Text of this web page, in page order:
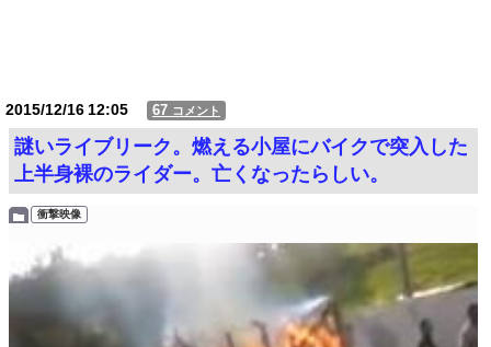
2015/12/1612:05 67 コメント
謎いライブリーク。燃える小屋にバイクで突入した
上半身裸のライダー。亡くなったらしい。
衝撃映像